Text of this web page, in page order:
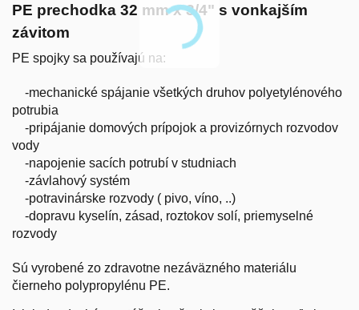
PE prechodka 32 mm x 3/4" s vonkajším
závitom
PE spojky sa používajú na:
-mechanické spájanie všetkých druhov polyetylénového
potrubia
-pripájanie domových prípojok a provizórnych rozvodov
vody
-napojenie sacích potrubí v studniach
-závlahový systém
-potravinárske rozvody ( pivo, víno, ..)
-dopravu kyselín, zásad, roztokov solí, priemyselné
rozvody
Sú vyrobené zo zdravotne nezáväzného materiálu
čierneho polypropylénu PE.